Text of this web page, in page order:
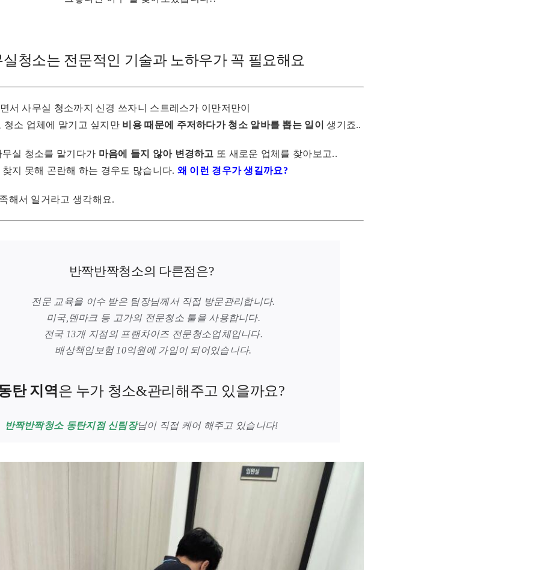
실청소는 전문적인 기술과 노하우가 꼭 필요해요
서 사무실 청소까지 신경 쓰자니 스트레스가 이만저만이
청소 업체에 맡기고 싶지만 비용 때문에 주저하다가 청소 알바를 뽑는 일이 생기죠..
실 청소를 맡기다가 마음에 들지 않아 변경하고 또 새로운 업체를 찾아보고..
지 못해 곤란해 하는 경우도 많습니다. 왜 이런 경우가 생길까요?
해서 일거라고 생각해요.
반짝반짝청소의 다른점은?
전문 교육을 이수 받은 팀장님께서 직접 방문관리합니다.
미국,덴마크 등 고가의 전문청소 툴을 사용합니다.
전국 13개 지점의 프랜차이즈 전문청소업체입니다.
배상책임보험 10억원에 가입이 되어있습니다.
탄 지역 은 누가 청소&관리해주고 있을까요?
반짝반짝청소 동탄지점 신팀장님이 직접 케어 해주고 있습니다!